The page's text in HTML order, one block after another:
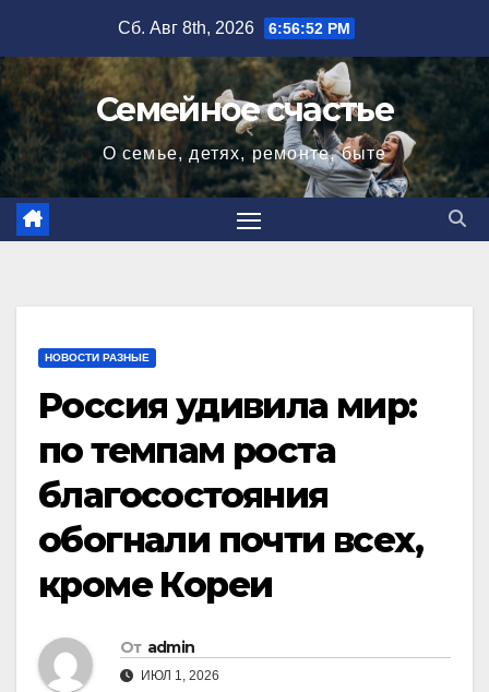
содержимому
Сб. Авг 8th, 2026 6:56:53 PM
Семейное счастье
О семье, детях, ремонте, быте
НОВОСТИ РАЗНЫЕ
Россия удивила мир:
по темпам роста
благосостояния
обогнали почти всех,
кроме Кореи
От admin
ИЮЛ 1, 2026